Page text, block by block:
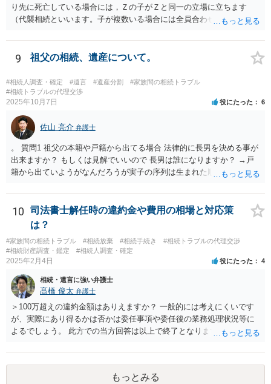
り先に死亡している場合には，Ｚの子がＺと同一の立場に立ちます
（代襲相続といいます。子が複数いる場合には全員合わせてＺと同一
つの相続分を有していますので， そのことを前提として，遺産分割協
議をすることになります（必ずしも３分の１ずつにしなくても，合意
ができれば構いません。）。 今後の対応としては， ①伯母さんの相続
財産（遺産）の全容を整理する（預貯金，有価証券，不動産等の有無
を調べることになります。） ②相続財産に照らし，相続税の申告の準
備をする（税理士の先生にご相談ください。） ③遺産分割協議をする
（ご本人同士で行っても構いませんし，弁護士に相談することもよろ
しいと思います。） ことになります。
9 祖父の相続、遺産について。
#相続人調査・確定 #遺言 #遺産分割
#家族間の相続トラブル
#相続トラブルの代理交渉
2025年10月7日 役にたった 6
佐山 亮介 弁護士
。 質問1 祖父の本籍や戸籍から出てる場合 法律的に長男を決める事が
出来ますか？ もしくは見解でいいので 長男は誰になりますか？ →戸
籍から出ていようがなんだろうが実子の序列は生まれた順ですから、
書が腹違いの長男に向けてある場合 書かれてる内容が最優先にされる
のですか？ →遺書というのが、法律上の遺言の形式を守っている限り
はそのとおりです。 質問3 父が腹違いの長男に法律的に優位になれそ
うな事はありますか？ →遺言が有効な場合、優位に立つことはできま
せんが、お祖父様が認知症であるなどの「遺言が作れないはずの事
情」があるならば①遺言無効確認の訴えを起こすのは一つの手です。
問4 相続トラブルの代理交渉は可能でしょうか。 →一般論としては可
能ですが、お伺いする内容ですとお祖父様が亡くなられた後に動くこ
とになるでしょう。
10
司法書士解任時の違約金や費用の相場と対応策
は？
#家族間の相続トラブル #相続放棄 #相続手続き
#相続トラブルの代理交渉
#相続財産調査・鑑定
#相続人調査・確定
2025年2月4日 役にたった 4
相続・遺言に強い弁護士
髙橋 俊太 弁護士
＞100万超えの違約金額はありえますか？ 一般的には考えにくいです
が、実際にあり得るかは否かは委任事項や委任後の業務処理状況等に
よるでしょう。 此方での当方回答は以上で終了となりますが、参考に
もっとみる